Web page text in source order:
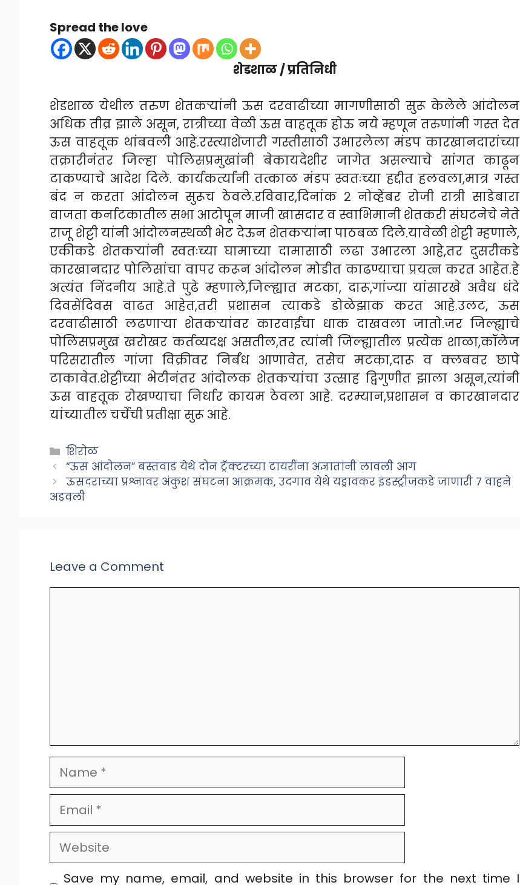
Spread the love
शेडशाळ / प्रतिनिधी
शेडशाळ येथील तरुण शेतकऱ्यांनी ऊस दरवाढीच्या मागणीसाठी सुरू केलेले आंदोलन
अधिक तीव्र झाले असून, रात्रीच्या वेळी ऊस वाहतूक होऊ नये म्हणून तरुणांनी गस्त देत
ऊस वाहतूक थांबवली आहे.रस्त्याशेजारी गस्तीसाठी उभारलेला मंडप कारखानदारांच्या
तक्रारीनंतर जिल्हा पोलिसप्रमुखांनी बेकायदेशीर जागेत असल्याचे सांगत काढून
टाकण्याचे आदेश दिले. कार्यकर्त्यांनी तत्काळ मंडप स्वतःच्या हद्दीत हलवला,मात्र गस्त
बंद न करता आंदोलन सुरूच ठेवले.रविवार,दिनांक २ नोव्हेंबर रोजी रात्री साडेबारा
वाजता कर्नाटकातील सभा आटोपून माजी खासदार व स्वाभिमानी शेतकरी संघटनेचे नेते
राजू शेट्टी यांनी आंदोलनस्थळी भेट देऊन शेतकऱ्यांना पाठबळ दिले.यावेळी शेट्टी म्हणाले,
एकीकडे शेतकऱ्यांनी स्वतःच्या घामाच्या दामासाठी लढा उभारला आहे,तर दुसरीकडे
कारखानदार पोलिसांचा वापर करून आंदोलन मोडीत काढण्याचा प्रयत्न करत आहेत.हे
अत्यंत निंदनीय आहे.ते पुढे म्हणाले,जिल्ह्यात मटका, दारू,गांज्या यांसारखे अवैध धंदे
दिवसेंदिवस वाढत आहेत,तरी प्रशासन त्याकडे डोळेझाक करत आहे.उलट, ऊस
दरवाढीसाठी लढणाऱ्या शेतकऱ्यांवर कारवाईचा धाक दाखवला जातो.जर जिल्ह्याचे
पोलिसप्रमुख खरोखर कर्तव्यदक्ष असतील,तर त्यांनी जिल्ह्यातील प्रत्येक शाळा,कॉलेज
परिसरातील गांजा विक्रीवर निर्बंध आणावेत, तसेच मटका,दारू व क्लबवर छापे
टाकावेत.शेट्टींच्या भेटीनंतर आंदोलक शेतकऱ्यांचा उत्साह द्विगुणीत झाला असून,त्यांनी
ऊस वाहतूक रोखण्याचा निर्धार कायम ठेवला आहे. दरम्यान,प्रशासन व कारखानदार
यांच्यातील चर्चेची प्रतीक्षा सुरू आहे.
Categories
शिरोळ
“ऊस आंदोलन” बस्तवाड येथे दोन ट्रॅक्टरच्या टायरींना अज्ञातांनी लावली आग
ऊसदराच्या प्रश्नावर अंकुश संघटना आक्रमक, उदगाव येथे यड्रावकर इंडस्ट्रीजकडे जाणारी ७ वाहने
अडवली
Leave a Comment
Name
Email
Website
Save my name, email, and website in this browser for the next time I